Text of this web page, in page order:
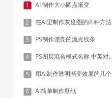
1 AI 制作大小圆点渐变
2 在AI里制作灰度图的四种方法
3 PS制作漂亮的流光线条
4 PS图层混合模式名称,中英对照表
5 用AI制作透明渐变效果的几个方法
6 AI简单制作壁纸